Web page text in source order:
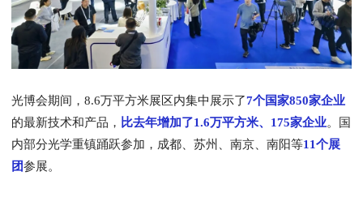
光博会期间，8.6万平方米展区内集中展示了7个国家850家企业
的最新技术和产品， 比去年增加了1.6万平方米、175家企业。国
内部分光学重镇踊跃参加，成都、苏州、南京、南阳等1 1个展
团参展。